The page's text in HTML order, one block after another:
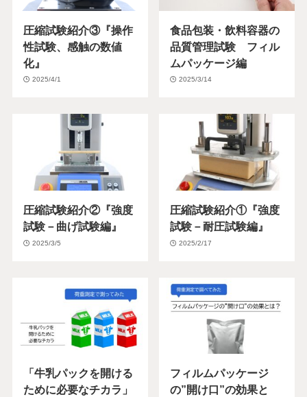
圧縮試験紹介③『操作
性試験、感触の数値
化』
2025/4/1
食品包装・飲料容器の
品質管理試験 フィル
ムパッケージ編
2025/3/14
圧縮試験紹介②『強度
試験－曲げ試験編』
2025/3/5
圧縮試験紹介①『強度
試験－耐圧試験編』
2025/2/17
「牛乳パックを開ける
ために必要なチカラ」
フィルムパッケージ
の”開け口”の効果と